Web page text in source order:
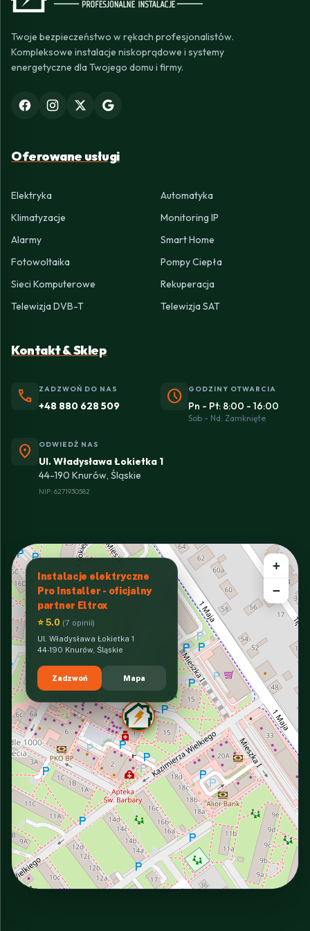
Twoje bezpieczeństwo w rękach profesjonalistów.
Kompleksowe instalacje niskoprądowe i systemy
energetyczne dla Twojego domu i firmy.
Oferowane usługi
Elektryka
Automatyka
Klimatyzacje
Monitoring IP
Alarmy
Smart Home
Fotowoltaika
Pompy Ciepła
Sieci Komputerowe
Rekuperacja
Telewizja DVB-T
Telewizja SAT
Kontakt & Sklep
phone ZADZWOŃ DO NAS
+48 880 628 509 schedule GODZINY OTWARCIA
Pn - Pt: 8:00 - 16:00
Sob - Nd: Zamknięte
location_on ODWIEDŹ NAS
Ul. Władysława Łokietka 1
44-190 Knurów, Śląskie
NIP: 6271930582
Instalacje elektryczne
Pro Installer - oficjalny
partner Eltrox
⭐ 5.0 (7 opinii)
Ul. Władysława Łokietka 1
44-190 Knurów, Śląskie
Zadzwoń Mapa
+
−
INTERACTIVE VIEW